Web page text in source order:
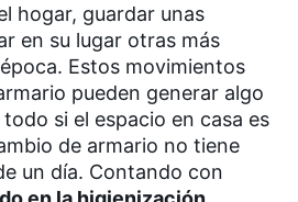
hogar, guardar unas
en su lugar otras más
Estos movimientos
pueden generar algo
si el espacio en casa es
de armario no tiene
un día. Contando con